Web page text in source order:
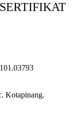
Kotapinang.